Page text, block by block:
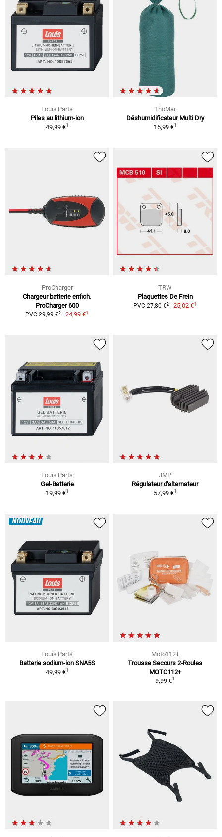
Louis Parts
Piles au lithium-ion
49,99 €1
ThoMar
Déshumidificateur Multi Dry
15,99 €1
ProCharger
Chargeur batterie enfich.
ProCharger 600
PVC 29,99 €2 24,99 €1
TRW
Plaquettes De Frein
PVC 27,80 €2 25,02 €1
Louis Parts
Gel-Batterie
19,99 €1
JMP
Régulateur d'alternateur
57,99 €1
NOUVEAU
Louis Parts
Batterie sodium-ion SNA5S
49,99 €1
Moto112+
Trousse Secours 2-Roules
MOTO112+
9,99 €1